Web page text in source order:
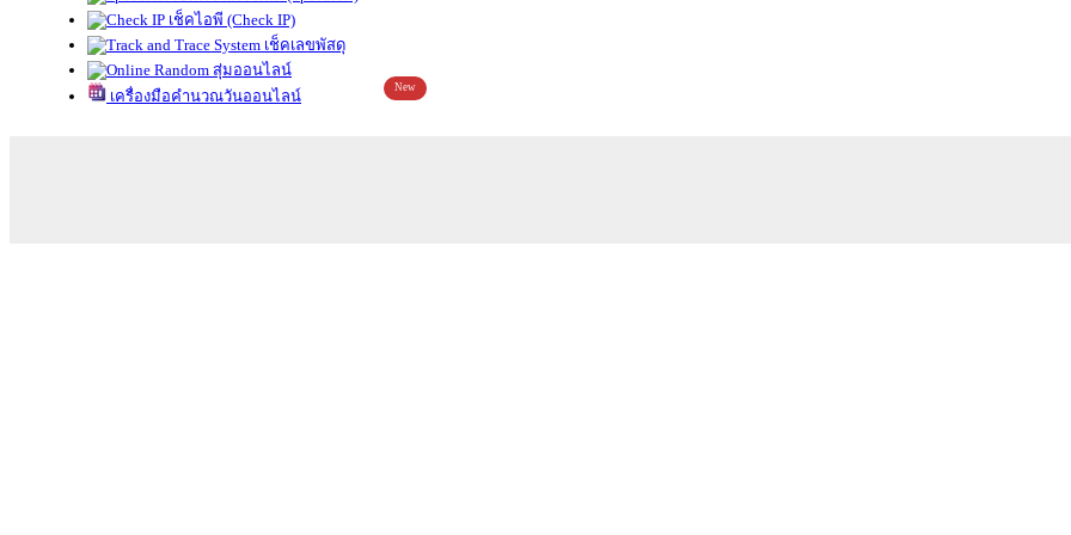
เช็คไอพี (Check IP)
เช็คเลขพัสดุ
สุ่มออนไลน์
เครื่องมือคำนวณวันออนไลน์
New